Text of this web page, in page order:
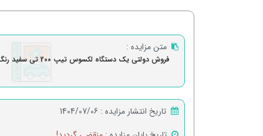
متن مزایده :
فروش دولتی یک دستگاه لکسوس تیپ 200 تی سفید رنگ - مدل2017
تاریخ انتشار مزایده : 1404/07/06